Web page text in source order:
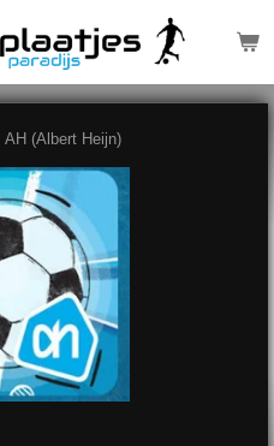
AH (Albert Heijn)